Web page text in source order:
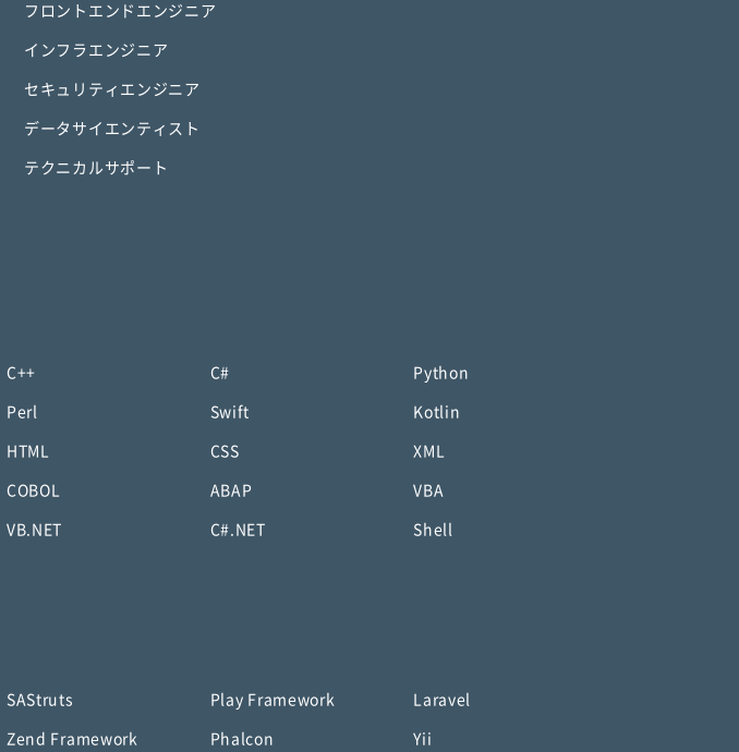
フロントエンドエンジニア
インフラエンジニア
セキュリティエンジニア
データサイエンティスト
テクニカルサポート
C++ C# Python
Perl Swift Kotlin
HTML CSS XML
COBOL ABAP VBA
VB.NET C#.NET Shell
SAStruts Play Framework Laravel
Zend Framework Phalcon Yii